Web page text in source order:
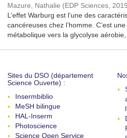
Mazure, Nathalie (EDP Sciences, 2019
L’effet Warburg est l’une des
cancéreuses chez l’homme. C’est
métabolique vers la glycolyse
Sites du DSO (département
Science Ouverte) :
Insermbiblio
MeSH bilingue
HAL-Inserm
Photoscience
Science Open Service